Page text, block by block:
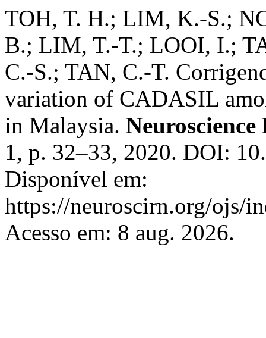
TOH, T. H.; LIM, K.-S.;
B.; LIM, T.-T.; LOOI, I.;
C.-S.; TAN, C.-T.
variation of CADASIL
in Malaysia. Neuroscience
1, p. 32–33, 2020. DOI:
Disponível em:
https://neuroscirn.org/ojs/
Acesso em: 8 aug. 2026.